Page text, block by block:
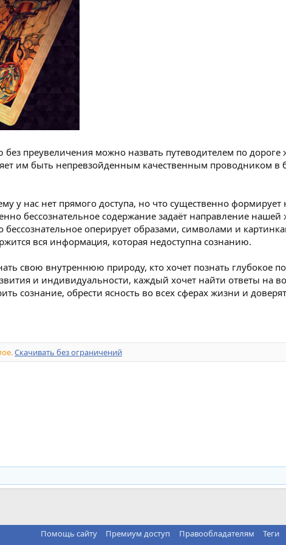
преувеличения можно назвать путеводителем по
им быть непревзойденным качественным проводником в
у нас нет прямого доступа, но что существенно
бессознательное содержание задаёт направление нашей
оперирует образами, символами и
вся информация, которая недоступна сознанию.
свою внутреннюю природу, кто хочет познать глубокое
и индивидуальности, каждый хочет найти ответы на
сознание, обрести ясность во всех сферах жизни и
Скачивать без ограничений
Помощь сайту Премиум доступ Правообладателям Теги